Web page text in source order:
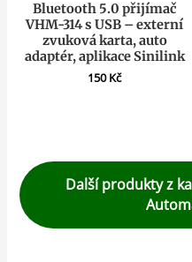
Bluetooth 5.0 přijímač
VHM-314 s USB – externí
zvuková karta, auto
adaptér, aplikace Sinilink
150Kč
Další produkty z